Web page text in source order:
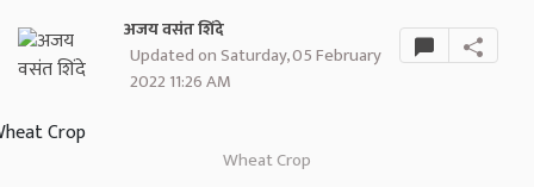
अजय वसंत शिंदे
Updated on Saturday, 05 February
2022 11:26 AM
Wheat Crop